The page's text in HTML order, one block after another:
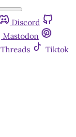
Discord
Mastodon
Threads
Tiktok